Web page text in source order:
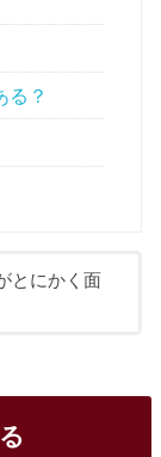
る？
とにかく面